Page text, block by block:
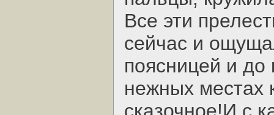
Все эти
сейчас и
поясницей и до
нежных местах